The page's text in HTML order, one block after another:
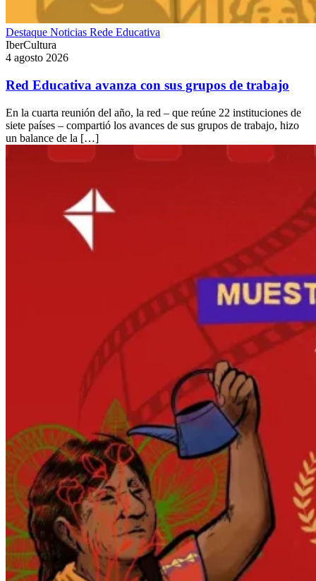
Destaque Noticias Rede Educativa
IberCultura
4 agosto 2026
Red Educativa avanza con sus grupos de trabajo
En la cuarta reunión del año, la red – que reúne 22 instituciones de
siete países – compartió los avances de sus grupos de trabajo, hizo
un balance de la […]